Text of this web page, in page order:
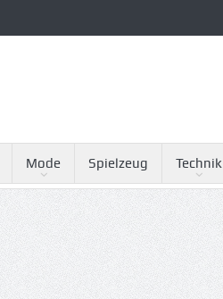
Mode Spielzeug Technik